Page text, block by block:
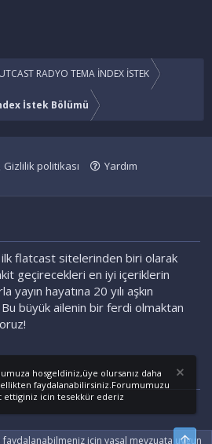
RADYO TEMA İNDEX İSTEK
İstek Bölümü
Gizlilik politikası
Yardım
flatcast sitelerinden biri olarak
geçirecekleri en iyi içeriklerin
yayın hayatına 20 yılı aşkın
büyük ailenin bir ferdi olmaktan
hosgeldiniz,üye olursanız daha
faydalanabilirsiniz.Forumumuzu
ettiginiz icin tesekkür ederiz
için yasal mevzuata uygun
Üst